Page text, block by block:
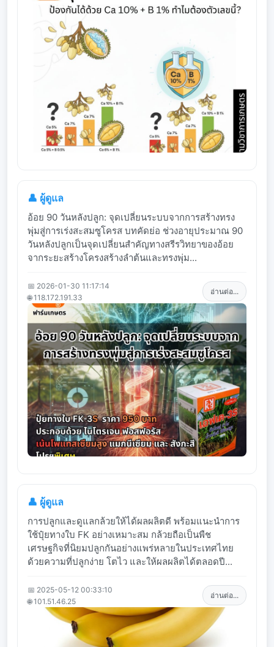
👤 ผู้ดูแล
อ้อย 90 วันหลังปลูก: จุดเปลี่ยนระบบจากการสร้างทรง
พุ่มสู่การเร่งสะสมซูโครส บทคัดย่อ ช่วงอายุประมาณ 90
วันหลังปลูกเป็นจุดเปลี่ยนสำคัญทางสรีรวิทยาของอ้อย
จากระยะสร้างโครงสร้างลำต้นและทรงพุ่ม...
📅 2026-01-30 11:17:14
🌐 118.172.191.33
อ่านต่อ...
👤 ผู้ดูแล
การปลูกและดูแลกล้วยให้ได้ผลผลิตดี พร้อมแนะนำการ
ใช้ปุ๋ยทางใบ FK อย่างเหมาะสม กล้วยถือเป็นพืช
เศรษฐกิจที่นิยมปลูกกันอย่างแพร่หลายในประเทศไทย
ด้วยความที่ปลูกง่าย โตไว และให้ผลผลิตได้ตลอดปี...
📅 2025-05-12 00:33:10
🌐 101.51.46.25
อ่านต่อ...